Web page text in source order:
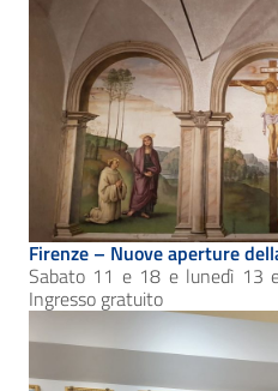
Firenze – Nuove aperture
Sabato 11 e 18 e lunedì 13
Ingresso gratuito